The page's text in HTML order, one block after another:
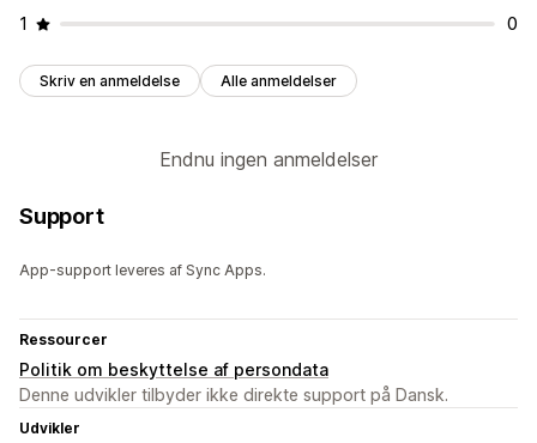
1
0
Skriv en anmeldelse Alle anmeldelser
Endnu ingen anmeldelser
Support
App-support leveres af Sync Apps.
Ressourcer
Politik om beskyttelse af persondata
Denne udvikler tilbyder ikke direkte support på Dansk.
Udvikler